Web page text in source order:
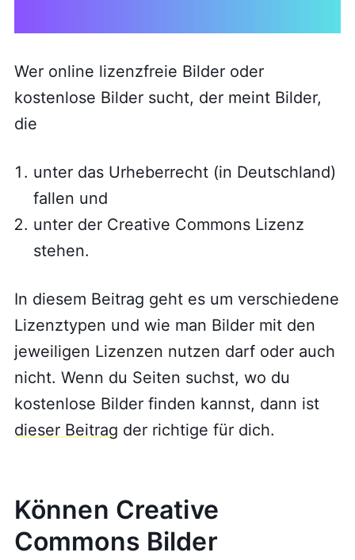
Wer online lizenzfreie Bilder oder
kostenlose Bilder sucht, der meint Bilder,
die
unter das Urheberrecht (in Deutschland)
fallen und
unter der Creative Commons Lizenz
stehen.
In diesem Beitrag geht es um verschiedene
Lizenztypen und wie man Bilder mit den
jeweiligen Lizenzen nutzen darf oder auch
nicht. Wenn du Seiten suchst, wo du
kostenlose Bilder finden kannst, dann ist
dieser Beitrag der richtige für dich.
Können Creative
Commons Bilder